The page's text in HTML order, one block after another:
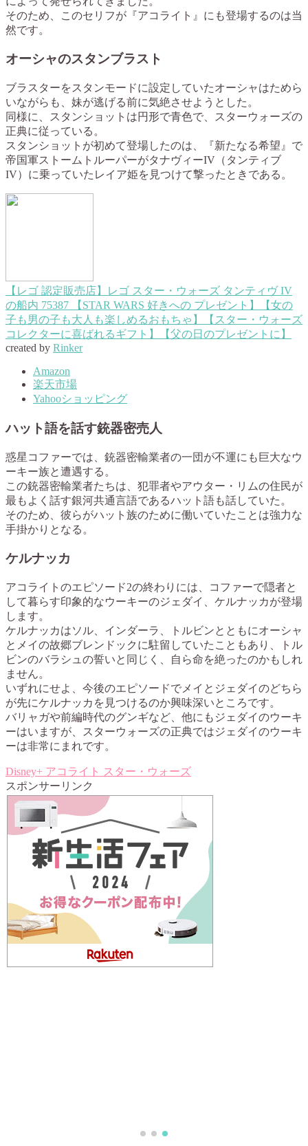
そのため、このセリフが『アコライト』にも登場するのは当
然です。
オーシャのスタンブラスト
ブラスターをスタンモードに設定していたオーシャはためら
いながらも、妹が逃げる前に気絶させようとした。
同様に、スタンショットは円形で青色で、スターウォーズの
正典に従っている。
スタンショットが初めて登場したのは、『新たなる希望』で
帝国軍ストームトルーパーがタナヴィーIV（タンティブ
IV）に乗っていたレイア姫を見つけて撃ったときである。
【レゴ 認定販売店】レゴ スター・ウォーズ タンティヴ IV
の船内 75387 【STAR WARS 好きへの プレゼント】【女の
子も男の子も大人も楽しめるおもちゃ】【スター・ウォーズ
コレクターに喜ばれるギフト】【父の日のプレゼントに】
created by Rinker
Amazon
楽天市場
Yahooショッピング
ハット語を話す銃器密売人
惑星コファーでは、銃器密輸業者の一団が不運にも巨大なウ
ーキー族と遭遇する。
この銃器密輸業者たちは、犯罪者やアウター・リムの住民が
最もよく話す銀河共通言語であるハット語も話していた。
そのため、彼らがハット族のために働いていたことは強力な
手掛かりとなる。
ケルナッカ
アコライトのエピソード2の終わりには、コファーで隠者と
して暮らす印象的なウーキーのジェダイ、ケルナッカが登場
します。
ケルナッカはソル、インダーラ、トルビンとともにオーシャ
とメイの故郷ブレンドックに駐留していたこともあり、トル
ビンのバラシュの誓いと同じく、自ら命を絶ったのかもしれ
ません。
いずれにせよ、今後のエピソードでメイとジェダイのどちら
が先にケルナッカを見つけるのか興味深いところです。
バリャガや前編時代のグンギなど、他にもジェダイのウーキ
ーはいますが、スターウォーズの正典ではジェダイのウーキ
ーは非常にまれです。
Disney+ アコライト スター・ウォーズ
スポンサーリンク